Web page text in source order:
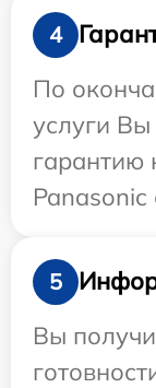
4
По
услуги
гарантию
Panasonic
5
Вы